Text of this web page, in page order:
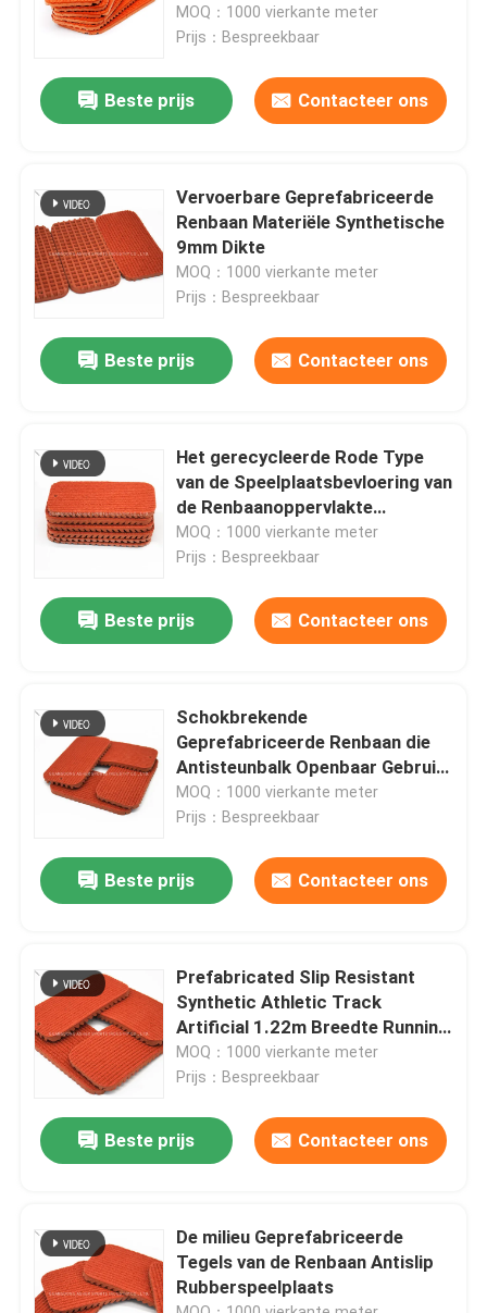
Producten
Over Ons
Kwaliteitscontrole
Neem contact met ons op
Nieuws
Gevallen
Offerte Aanvragen
Spoorbevloering
MOQ：1000 vierkante meter
Prijs：Bespreekbaar
Beste prijs Contacteer ons
Vervoerbare Geprefabriceerde
Renbaan Materiële Synthetische
9mm Dikte
MOQ：1000 vierkante meter
Prijs：Bespreekbaar
Beste prijs Contacteer ons
Het gerecycleerde Rode Type
van de Speelplaatsbevloering van
de Renbaanoppervlakte
Materiaal Geprefabriceerde
MOQ：1000 vierkante meter
Prijs：Bespreekbaar
Beste prijs Contacteer ons
Schokbrekende
Geprefabriceerde Renbaan die
Antisteunbalk Openbaar Gebruik
vloeren
MOQ：1000 vierkante meter
Prijs：Bespreekbaar
Beste prijs Contacteer ons
Prefabricated Slip Resistant
Synthetic Athletic Track
Artificial 1.22m Breedte Running
Gebruik
MOQ：1000 vierkante meter
Prijs：Bespreekbaar
Beste prijs Contacteer ons
De milieu Geprefabriceerde
Tegels van de Renbaan Antislip
Rubberspeelplaats